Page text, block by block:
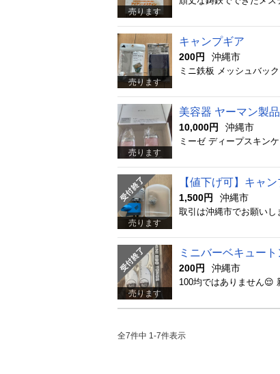
売ります
売ります
キャンプギア
200円 沖縄市
ミニ鉄板 メッシュバッ
売ります
美容器 ヤーマン製品
10,000円 沖縄市
ミーゼ ディープスキン
売ります
【値下げ可】キャ
1,500円 沖縄市
売ります
ミニバーベキュート
200円 沖縄市
100均ではありません😌
全7件中 1-7件表示